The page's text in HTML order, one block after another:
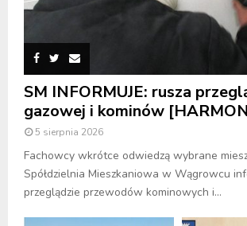
SM INFORMUJE: rusza
gazowej i kominów
5 sierpnia 2026
Fachowcy wkrótce odwiedzą wybrane
Spółdzielnia Mieszkaniowa w Wągrowcu
przeglądzie przewodów kominowych i...